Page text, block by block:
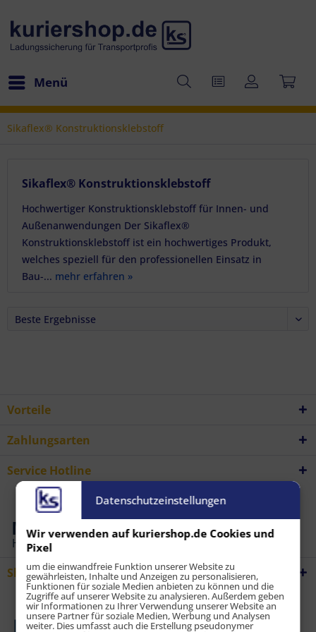
Menü
Sikaflex® Konstruktionsklebstoff
Sikaflex® Konstruktionsklebstoff
Hochwertiger Konstruktionsklebstoff für Innen- und
Außenanwendungen Der Sikaflex®
Konstruktionsklebstoff ist ein hochwertiges Produkt,
welches speziell für den professionellen Einsatz in
Bau-... mehr erfahren »
Vorteile
Zahlungsarten
Service Hotline
Shop Service
Datenschutzeinstellungen
Wir verwenden auf kuriershop.de Cookies und
Pixel
um die einwandfreie Funktion unserer Website zu
gewährleisten, Inhalte und Anzeigen zu personalisieren,
Funktionen für soziale Medien anbieten zu können und die
Zugriffe auf unserer Website zu analysieren. Außerdem geben
wir Informationen zu Ihrer Verwendung unserer Website an
unsere Partner für soziale Medien, Werbung und Analysen
weiter. Dies umfasst auch die Erstellung pseudonymer